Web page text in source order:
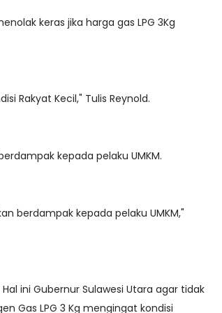
keras jika harga gas LPG 3Kg
Rakyat Kecil," Tulis Reynold.
kepada pelaku UMKM.
berdampak kepada pelaku UMKM,"
ini Gubernur Sulawesi Utara agar tidak
Gas LPG 3 Kg mengingat kondisi